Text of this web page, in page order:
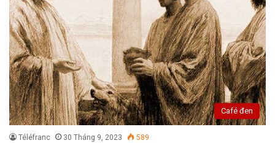
Café đen
Téléfranc 30 Tháng 9, 2023 589